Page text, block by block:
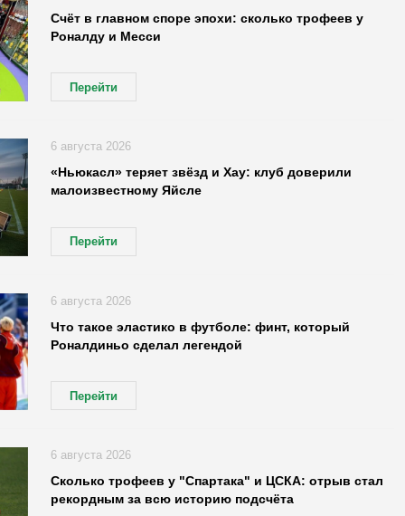
Счёт в главном споре эпохи: сколько трофеев у
Роналду и Месси
Перейти
«Ньюкасл» теряет звёзд и Хау: клуб доверили
малоизвестному Яйсле
Перейти
6 августа 2026
Что такое эластико в футболе: финт, который
Роналдиньо сделал легендой
Перейти
6 августа 2026
Сколько трофеев у "Спартака" и ЦСКА: отрыв стал
рекордным за всю историю подсчёта
6 августа 2026